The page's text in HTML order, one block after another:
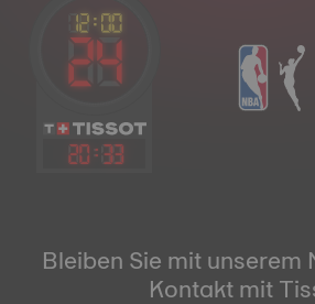
20: 33
Bleiben Sie mit
Kontakt mit